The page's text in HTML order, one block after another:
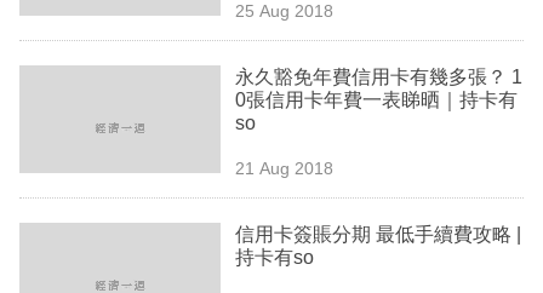
欄
區
25 Aug 2018
永久豁免年費信用卡有幾多張？ 1
0張信用卡年費一表睇晒｜持卡有
so
21 Aug 2018
信用卡簽賬分期 最低手續費攻略 |
持卡有so